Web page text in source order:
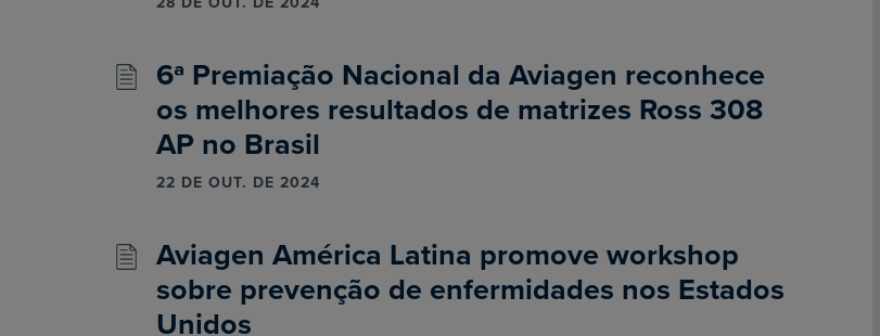
6ª Premiação Nacional da Aviagen reconhece
os melhores resultados de matrizes Ross 308
AP no Brasil
22 DE OUT. DE 2024
Aviagen América Latina promove workshop
sobre prevenção de enfermidades nos Estados
Unidos